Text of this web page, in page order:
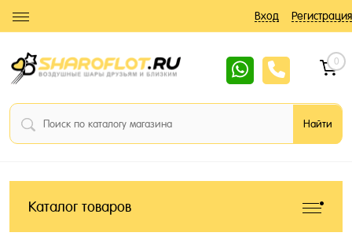
Вход Регистрация
0
Каталог товаров